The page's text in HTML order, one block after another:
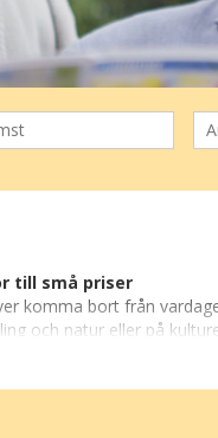
till små priser
komma bort från
och natur eller på
pris som passar
småstäder till